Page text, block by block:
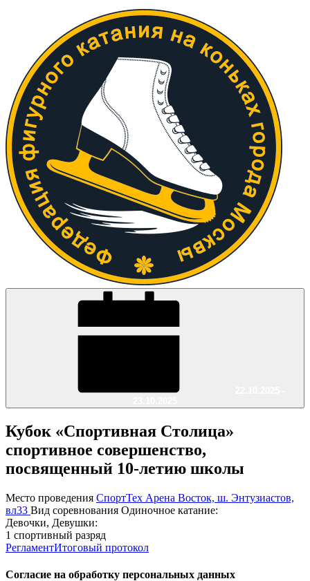
Кубок «Спортивная Столица»
спортивное совершенство,
посвященный 10-летию школы
Место проведения СпортТех Арена Восток, ш. Энтузиастов,
вл33 Вид соревнования Одиночное катание:
Девочки, Девушки:
1 спортивный разряд
РегламентИтоговый протокол
Согласие на обработку персональных данных